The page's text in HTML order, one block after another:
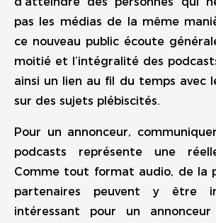
pas les médias de la même
ce nouveau public écoute
moitié et l’intégralité des
ainsi un lien au fil du temps avec
sur des sujets plébiscités.
Pour un annonceur,
podcasts représente une
Comme tout format audio, de la
partenaires peuvent y être
intéressant pour un